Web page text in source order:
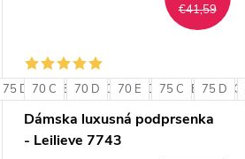
75 D 80 B 80 C 80 D 85 B 85 C
€41,59
70 C 70 D 70 E 75 C 75 D
Dámska luxusná podprsenka
- Leilieve 7743